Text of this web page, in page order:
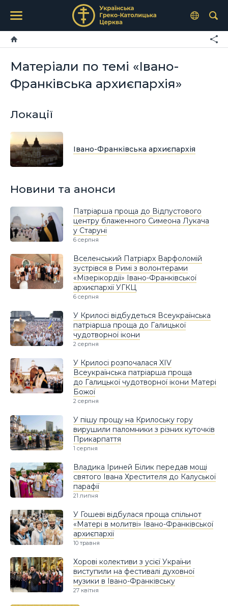
Матеріали по темі «Івано-
Франківська архиєпархія»
Локації
Івано-Франківська архиєпархія
Новини та анонси
Патріарша проща до Відпустового
центру блаженного Симеона Лукача
у Старуні
6 серпня
Вселенський Патріарх Варфоломій
зустрівся в Римі з волонтерами
«Мізерікордії» Івано-Франківської
архиєпархії УГКЦ
6 серпня
У Крилосі відбудеться Всеукраїнська
патріарша проща до Галицької
чудотворної ікони
2 серпня
У Крилосі розпочалася XIV
Всеукраїнська патріарша проща
до Галицької чудотворної ікони Матері
Божої
2 серпня
У пішу прощу на Крилоську гору
вирушили паломники з різних куточків
Прикарпаття
1 серпня
Владика Іриней Білик передав мощі
святого Івана Хрестителя до Калуської
парафії
21 липня
У Гошеві відбулася проща спільнот
«Матері в молитві» Івано-Франківської
архиєпархії
10 травня
Хорові колективи з усієї України
виступили на фестивалі духовної
музики в Івано-Франківську
27 квітня